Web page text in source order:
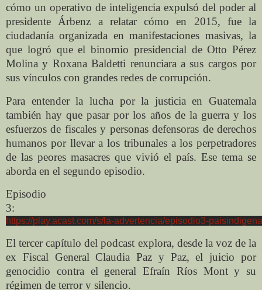
cómo un operativo de inteligencia expulsó del poder al
presidente Árbenz a relatar cómo en 2015, fue la
ciudadanía organizada en manifestaciones masivas, la
que logró que el binomio presidencial de Otto Pérez
Molina y Roxana Baldetti renunciara a sus cargos por
sus vínculos con grandes redes de corrupción.
Para entender la lucha por la justicia en Guatemala
también hay que pasar por los años de la guerra y los
esfuerzos de fiscales y personas defensoras de derechos
humanos por llevar a los tribunales a los perpetradores
de las peores masacres que vivió el país. Ese tema se
aborda en el segundo episodio.
Episodio
3:
https://play.acast.com/s/la-advertencia/episodio3-paisindigena
El tercer capítulo del podcast explora, desde la voz de la
ex Fiscal General Claudia Paz y Paz, el juicio por
genocidio contra el general Efraín Ríos Mont y su
régimen de terror y silencio.